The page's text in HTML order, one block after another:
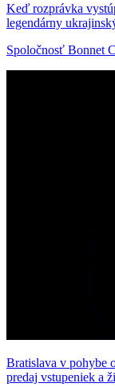
Keď rozprávka
legendárny
Spoločnosť Bonnet
Bratislava v pohybe
predaj vstupeniek a